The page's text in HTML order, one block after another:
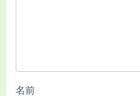
名前